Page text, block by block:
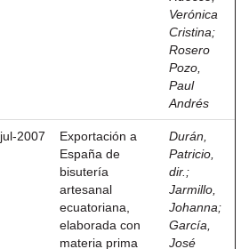
Verónica
Cristina;
Rosero
Pozo,
Paul
Andrés
jul-2007
Exportación a
España de
bisutería
artesanal
ecuatoriana,
elaborada con
materia prima
Durán,
Patricio,
dir. ;
Jarmillo,
Johanna;
García,
José